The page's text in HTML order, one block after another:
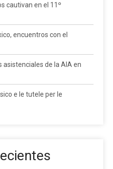
cautivan en el 11º
encuentros con el
asistenciales de la AIA en
e le tutele per le